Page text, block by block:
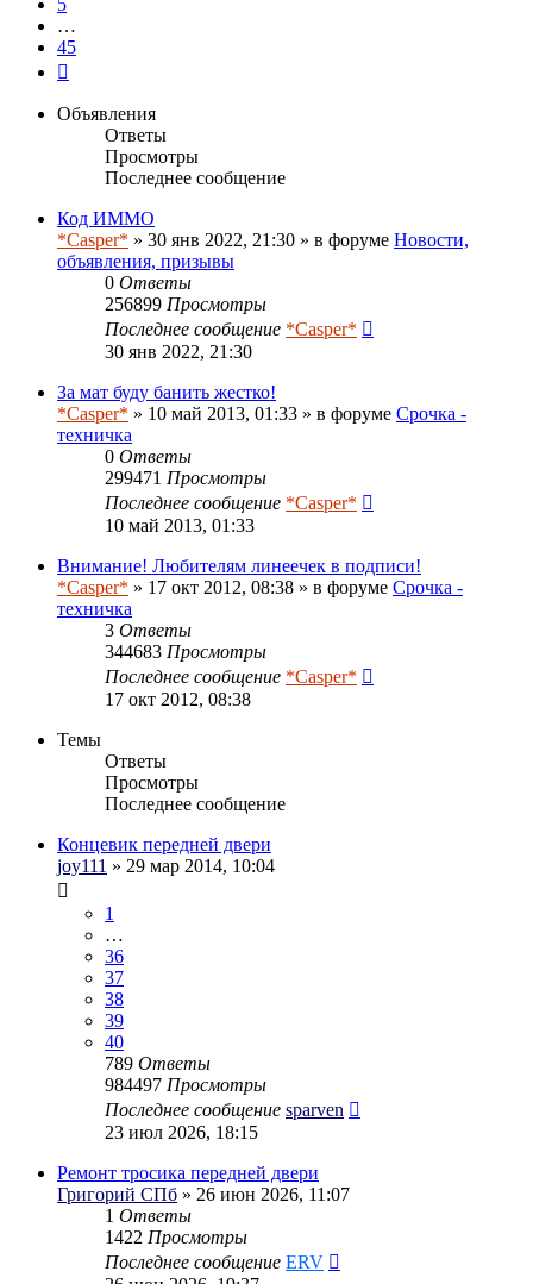
…
45
Объявления
Ответы
Просмотры
Последнее сообщение
Код ИММО
*Casper* » 30 янв 2022, 21:30 » в форуме Новости,
объявления, призывы
0 Ответы
256899 Просмотры
Последнее сообщение *Casper*
30 янв 2022, 21:30
За мат буду банить жестко!
*Casper* » 10 май 2013, 01:33 » в форуме Срочка -
техничка
0 Ответы
299471 Просмотры
Последнее сообщение *Casper*
10 май 2013, 01:33
Внимание! Любителям линеечек в подписи!
*Casper* » 17 окт 2012, 08:38 » в форуме Срочка -
техничка
3 Ответы
344683 Просмотры
Последнее сообщение *Casper*
17 окт 2012, 08:38
Темы
Ответы
Просмотры
Последнее сообщение
Концевик передней двери
joy111 » 29 мар 2014, 10:04
1
…
36
37
38
39
40
789 Ответы
984497 Просмотры
Последнее сообщение sparven
23 июл 2026, 18:15
Ремонт тросика передней двери
Григорий СПб » 26 июн 2026, 11:07
1 Ответы
1422 Просмотры
Последнее сообщение ERV